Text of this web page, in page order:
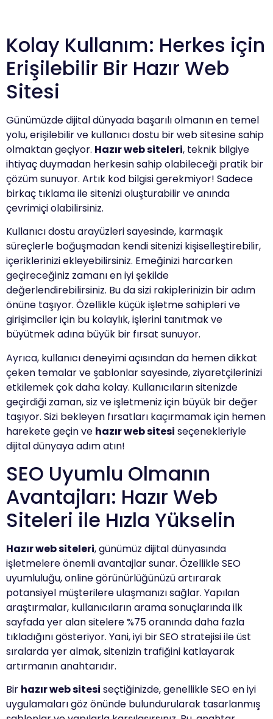
Kolay Kullanım: Herkes için
Erişilebilir Bir Hazır Web
Sitesi
Günümüzde dijital dünyada başarılı olmanın en temel
yolu, erişilebilir ve kullanıcı dostu bir web sitesine sahip
olmaktan geçiyor. Hazır web siteleri, teknik bilgiye
ihtiyaç duymadan herkesin sahip olabileceği pratik bir
çözüm sunuyor. Artık kod bilgisi gerekmiyor! Sadece
birkaç tıklama ile sitenizi oluşturabilir ve anında
çevrimiçi olabilirsiniz.
Kullanıcı dostu arayüzleri sayesinde, karmaşık
süreçlerle boğuşmadan kendi sitenizi kişiselleştirebilir,
içeriklerinizi ekleyebilirsiniz. Emeğinizi harcarken
geçireceğiniz zamanı en iyi şekilde
değerlendirebilirsiniz. Bu da sizi rakiplerinizin bir adım
önüne taşıyor. Özellikle küçük işletme sahipleri ve
girişimciler için bu kolaylık, işlerini tanıtmak ve
büyütmek adına büyük bir fırsat sunuyor.
Ayrıca, kullanıcı deneyimi açısından da hemen dikkat
çeken temalar ve şablonlar sayesinde, ziyaretçilerinizi
etkilemek çok daha kolay. Kullanıcıların sitenizde
geçirdiği zaman, siz ve işletmeniz için büyük bir değer
taşıyor. Sizi bekleyen fırsatları kaçırmamak için hemen
harekete geçin ve hazır web sitesi seçenekleriyle
dijital dünyaya adım atın!
SEO Uyumlu Olmanın
Avantajları: Hazır Web
Siteleri ile Hızla Yükselin
Hazır web siteleri, günümüz dijital dünyasında
işletmelere önemli avantajlar sunar. Özellikle SEO
uyumluluğu, online görünürlüğünüzü artırarak
potansiyel müşterilere ulaşmanızı sağlar. Yapılan
araştırmalar, kullanıcıların arama sonuçlarında ilk
sayfada yer alan sitelere %75 oranında daha fazla
tıkladığını gösteriyor. Yani, iyi bir SEO stratejisi ile üst
sıralarda yer almak, sitenizin trafiğini katlayarak
artırmanın anahtarıdır.
Bir hazır web sitesi seçtiğinizde, genellikle SEO en iyi
uygulamaları göz önünde bulundurularak tasarlanmış